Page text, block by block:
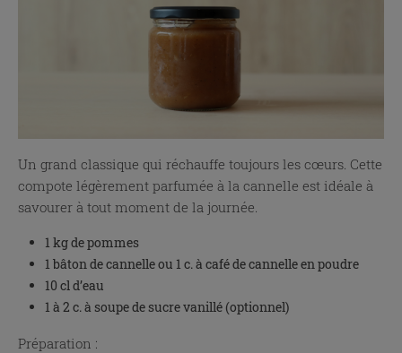
Un grand classique qui réchauffe toujours les cœurs. Cette
compote légèrement parfumée à la cannelle est idéale à
savourer à tout moment de la journée.
1 kg de pommes
1 bâton de cannelle ou 1 c. à café de cannelle en poudre
10 cl d’eau
1 à 2 c. à soupe de sucre vanillé (optionnel)
Préparation :